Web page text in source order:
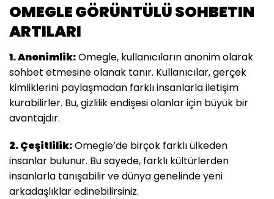
OMEGLE GÖRÜNTÜLÜ SOHBETIN
ARTILARI
1. Anonimlik:Omegle, kullanıcıların anonim olarak
sohbet etmesine olanak tanır. Kullanıcılar, gerçek
kimliklerini paylaşmadan farklı insanlarla iletişim
kurabilirler. Bu, gizlilik endişesi olanlar için büyük bir
avantajdır.
2. Çeşitlilik:Omegle’de birçok farklı ülkeden
insanlar bulunur. Bu sayede, farklı kültürlerden
insanlarla tanışabilir ve dünya genelinde yeni
arkadaşlıklar edinebilirsiniz.